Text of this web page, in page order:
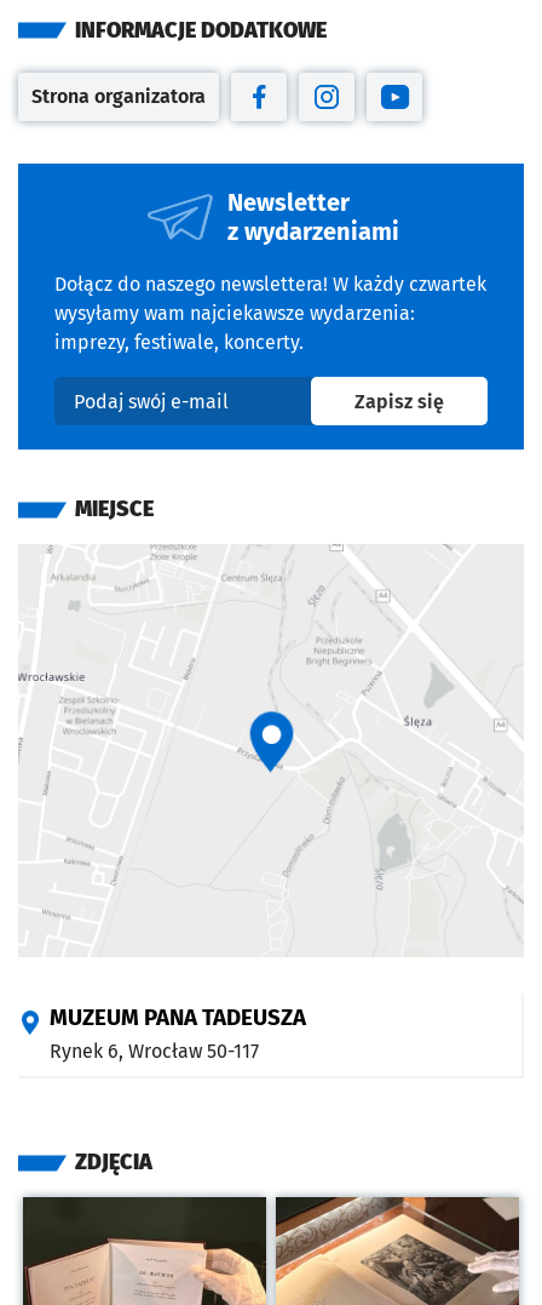
INFORMACJE DODATKOWE
Otwiera się w nowej karcie
Strona organizatora
Otwiera się w nowej karcie
Otwiera się w nowej
Otwiera się w
Newsletter
z wydarzeniami
Dołącz do naszego newslettera! W każdy czwartek
wysyłamy wam najciekawsze wydarzenia:
imprezy, festiwale, koncerty.
Podaj swój e-mail
Zapisz sięna
MIEJSCE
MUZEUM PANA TADEUSZA
Rynek 6, Wrocław 50-117
ZDJĘCIA
Kliknij, aby powiększyć